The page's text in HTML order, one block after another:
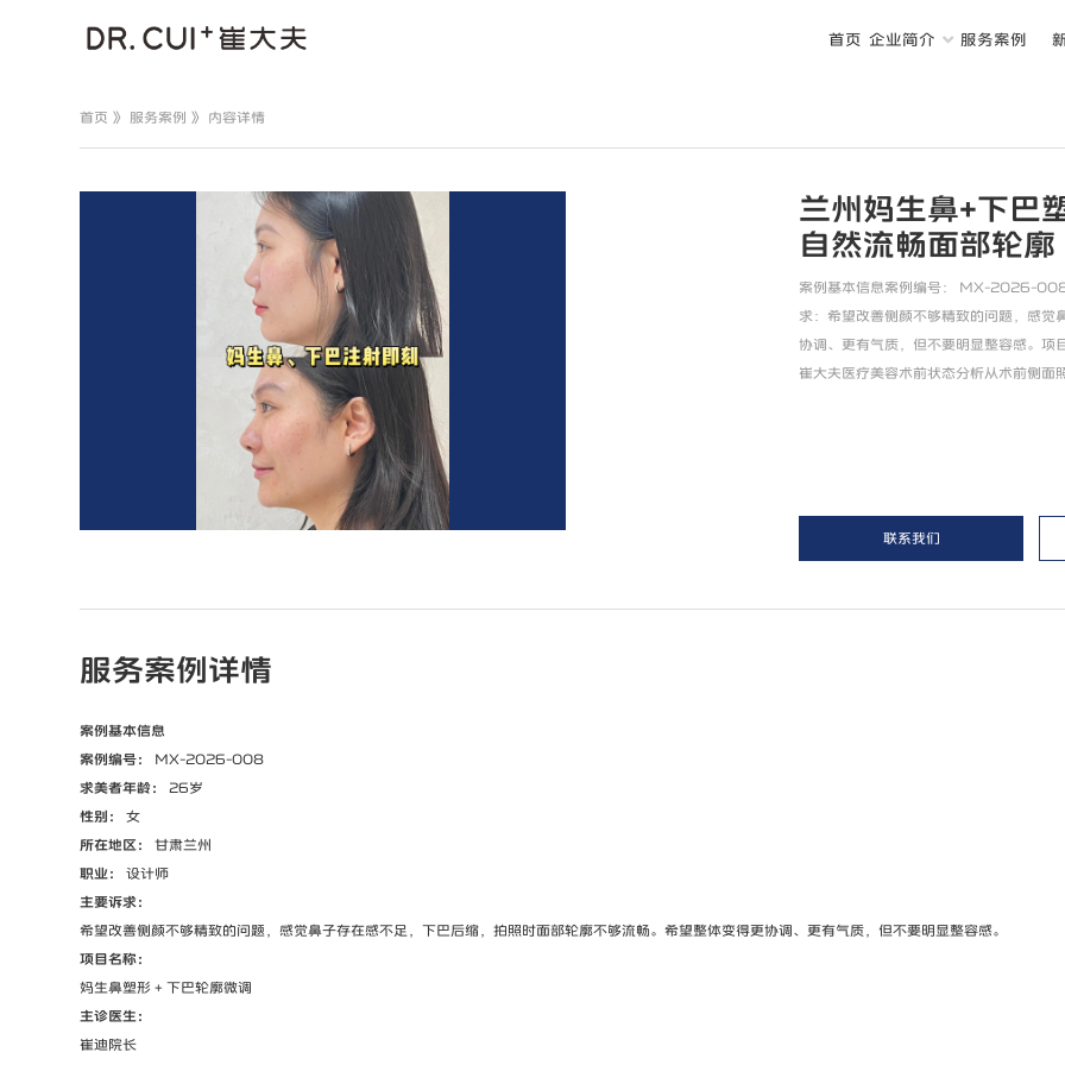
首页 企业简介 服务案例
首页 》 服务案例 》 内容详情
兰州妈生鼻+下巴
自然流畅面部轮廓
案例基本信息案例编号： MX-2026-008
求：希望改善侧颜不够精致的问题，感觉
协调、更有气质，但不要明显整容感。项
崔大夫医疗美容术前状态分析从术前侧面
联系我们
服务案例详情
案例基本信息
案例编号：
MX-2026-008
求美者年龄：
26岁
性别：
女
所在地区：
甘肃兰州
职业：
设计师
主要诉求：
希望改善侧颜不够精致的问题，感觉鼻子存在感不足，下巴后缩，拍照时面部轮廓不够流畅。希望整体变得更协调、更有气质，但不要明显整容感。
项目名称：
妈生鼻塑形 + 下巴轮廓微调
主诊医生：
崔迪院长